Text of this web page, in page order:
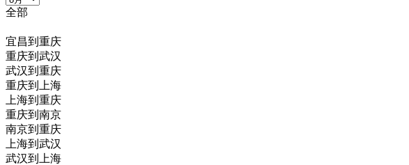
全部
宜昌到重庆
重庆到武汉
武汉到重庆
重庆到上海
上海到重庆
重庆到南京
南京到重庆
上海到武汉
武汉到上海